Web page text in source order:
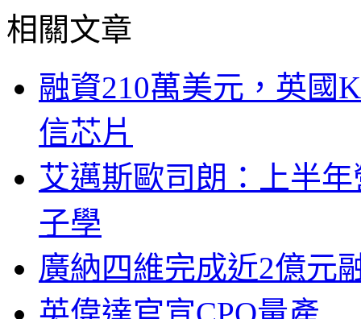
相關文章
融資210萬美元，英國
信芯片
艾邁斯歐司朗：上半
子學
廣納四維完成近2億元